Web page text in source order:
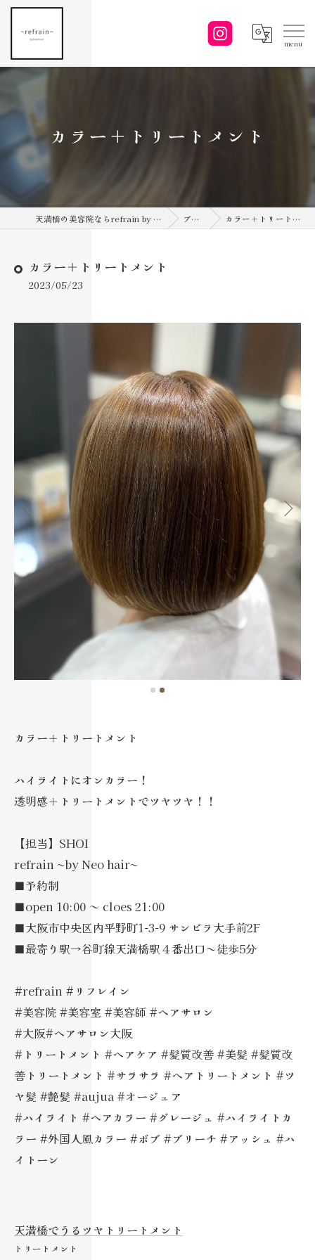
カラー＋トリートメント
天満橋の美容院ならrefrain by NEOhair ブログ カラー＋トリートメント
カラー＋トリートメント
2023/05/23
カラー＋トリートメント
ハイライトにオンカラー！
透明感＋トリートメントでツヤツヤ！！
【担当】SHOI
refrain ~by Neo hair~
■予約制
■open 10:00 ～ cloes 21:00
■大阪市中央区内平野町1-3-9 サンビラ大手前2F
■最寄り駅→谷町線天満橋駅４番出口～徒歩5分
#refrain #リフレイン
#美容院 #美容室 #美容師 #ヘアサロン
#大阪#ヘアサロン大阪
#トリートメント #ヘアケア #髪質改善 #美髪 #髪質改
善トリートメント #サラサラ #ヘアトリートメント #ツ
ヤ髪 #艶髪 #aujua #オージュア
#ハイライト #ヘアカラー #グレージュ #ハイライトカ
ラー #外国人風カラー #ボブ #ブリーチ #アッシュ #ハ
イトーン
天満橋でうるツヤトリートメント
トリートメント